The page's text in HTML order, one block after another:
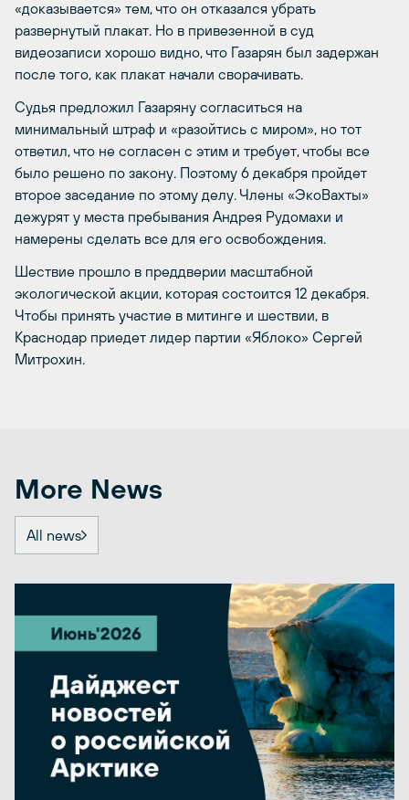
«доказывается» тем, что он отказался убрать
развернутый плакат. Но в привезенной в суд
видеозаписи хорошо видно, что Газарян был задержан
после того, как плакат начали сворачивать.
Судья предложил Газаряну согласиться на
минимальный штраф и «разойтись с миром», но тот
ответил, что не согласен с этим и требует, чтобы все
было решено по закону. Поэтому 6 декабря пройдет
второе заседание по этому делу. Члены «ЭкоВахты»
дежурят у места пребывания Андрея Рудомахи и
намерены сделать все для его освобождения.
Шествие прошло в преддверии масштабной
экологической акции, которая состоится 12 декабря.
Чтобы принять участие в митинге и шествии, в
Краснодар приедет лидер партии «Яблоко» Сергей
Митрохин.
More News
All news